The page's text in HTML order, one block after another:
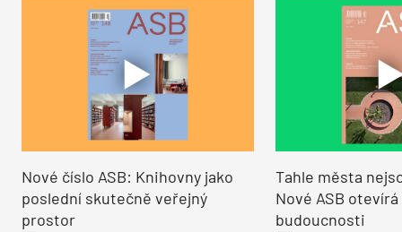
Nové číslo ASB: Knihovny jako
poslední skutečně veřejný
prostor
Tahle města
Nové ASB
budoucnosti